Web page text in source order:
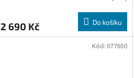
M
A
2 690 Kč Do košíku
Kód: 077650